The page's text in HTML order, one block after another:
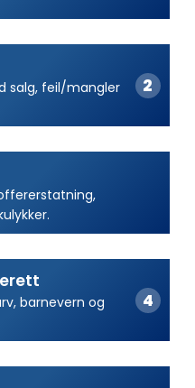
salg, feil/mangler
barnevern og